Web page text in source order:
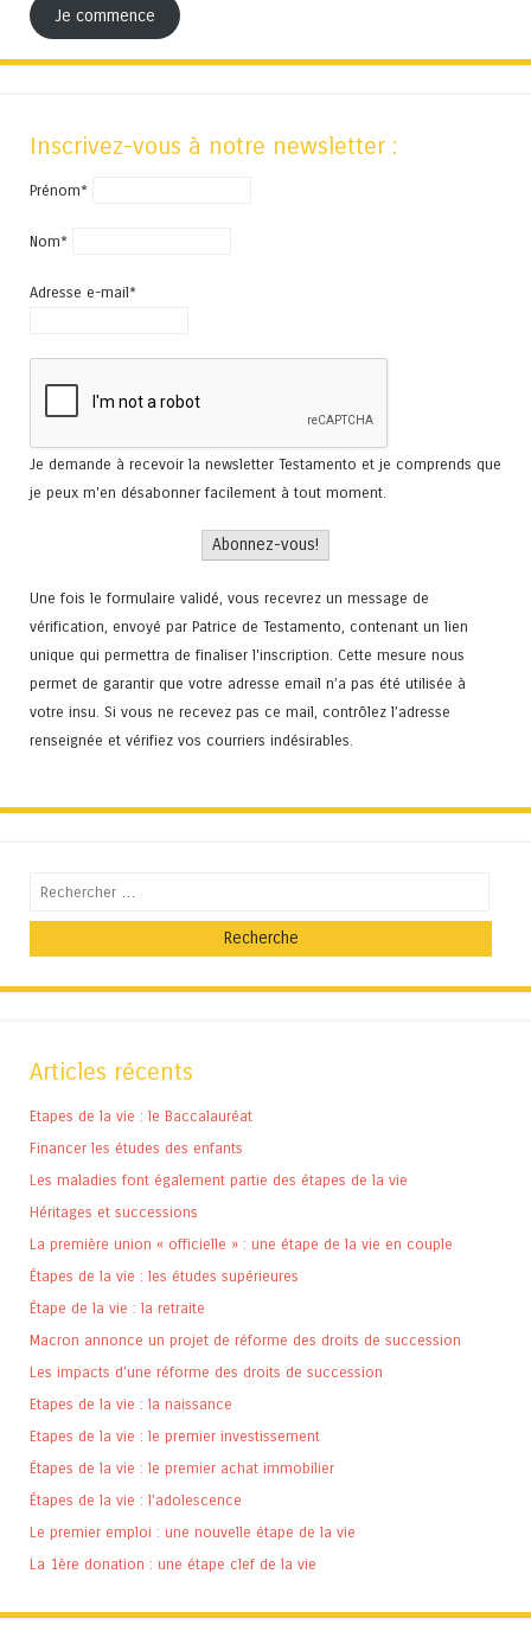
Je commence
Inscrivez-vous à notre newsletter :
Prénom*
Nom*
Adresse e-mail*
Je demande à recevoir la newsletter Testamento et je comprends que
je peux m'en désabonner facilement à tout moment.
Une fois le formulaire validé, vous recevrez un message de
vérification, envoyé par Patrice de Testamento, contenant un lien
unique qui permettra de finaliser l'inscription. Cette mesure nous
permet de garantir que votre adresse email n’a pas été utilisée à
votre insu. Si vous ne recevez pas ce mail, contrôlez l’adresse
renseignée et vérifiez vos courriers indésirables.
Recherche
Articles récents
Etapes de la vie : le Baccalauréat
Financer les études des enfants
Les maladies font également partie des étapes de la vie
Héritages et successions
La première union « officielle » : une étape de la vie en couple
Étapes de la vie : les études supérieures
Étape de la vie : la retraite
Macron annonce un projet de réforme des droits de succession
Les impacts d’une réforme des droits de succession
Etapes de la vie : la naissance
Etapes de la vie : le premier investissement
Étapes de la vie : le premier achat immobilier
Étapes de la vie : l’adolescence
Le premier emploi : une nouvelle étape de la vie
La 1ère donation : une étape clef de la vie